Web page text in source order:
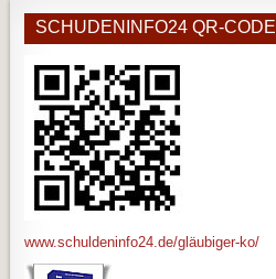
SCHUDENINFO24 QR-CODE
www.schuldeninfo24.de/gläubiger-ko/